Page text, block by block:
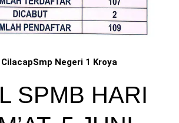
Smp Negeri 1 Kroya
SPMB HARI